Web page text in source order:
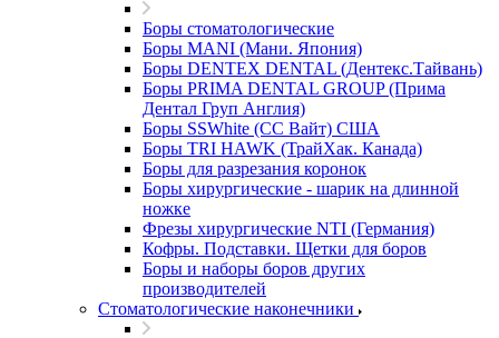
Боры стоматологические
Боры MANI (Мани. Япония)
Боры DENTEX DENTAL (Дентекс.Тайвань)
Боры PRIMA DENTAL GROUP (Прима
Дентал Груп Англия)
Боры SSWhite (СС Вайт) США
Боры TRI HAWK (ТрайХак. Канада)
Боры для разрезания коронок
Боры хирургические - шарик на длинной
ножке
Фрезы хирургические NTI (Германия)
Кофры. Подставки. Щетки для боров
Боры и наборы боров других
производителей
Стоматологические наконечники